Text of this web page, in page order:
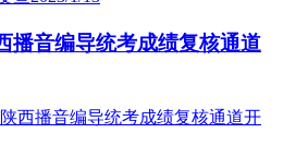
音编导统考成绩复核通道